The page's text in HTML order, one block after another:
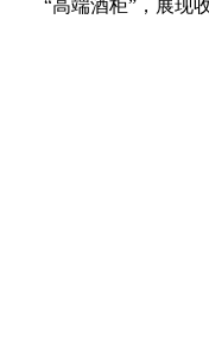
“高端酒柜”，展现